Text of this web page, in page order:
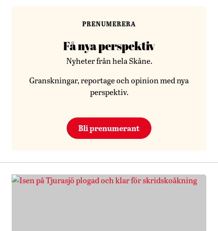
PRENUMERERA
Få nya perspektiv
Nyheter från hela Skåne.
Granskningar, reportage och opinion med nya
perspektiv.
Bli prenumerant